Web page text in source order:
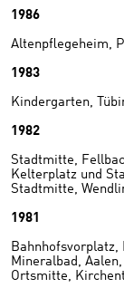
1986
Altenpflegeheim,
1983
Kindergarten,
1982
Stadtmitte,
Kelterplatz und
Stadtmitte,
1981
Bahnhofsvorplatz,
Mineralbad, Aalen,
Ortsmitte,